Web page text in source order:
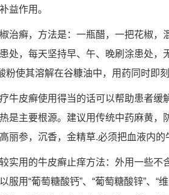
益作用。
治癣，方法是：一瓶醋，一把花椒
处，每天坚持早、午、晚刷涂患处
粉使其溶解在谷糠油中，用药同时即
牛皮癣使用得当的话可以帮助患者
是主要根源。建议用传统中药麻黄
丽参，沉香，金精草.必须把血液内的
实用的牛皮癣止痒方法：外用一些
服用“葡萄糖酸钙”、“葡萄糖酸锌”、